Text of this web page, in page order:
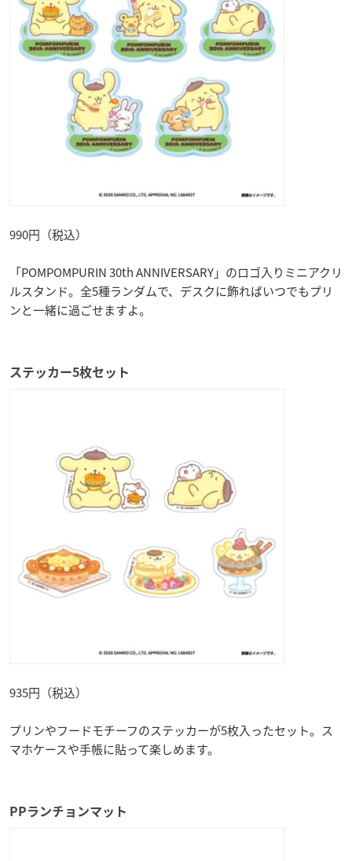
990円（税込）
「POMPOMPURIN 30th ANNIVERSARY」のロゴ入りミニアクリ
ルスタンド。全5種ランダムで、デスクに飾ればいつでもプリ
ンと一緒に過ごせますよ。
ステッカー5枚セット
935円（税込）
プリンやフードモチーフのステッカーが5枚入ったセット。ス
マホケースや手帳に貼って楽しめます。
PPランチョンマット